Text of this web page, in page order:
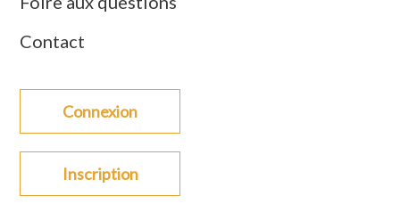
Contact
Connexion
Inscription